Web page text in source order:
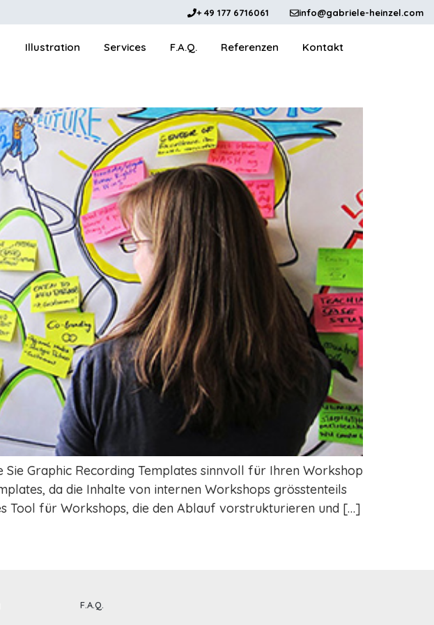
+ 49 177 6716061 info@gabriele-heinzel.com
Illustration Services F.A.Q. Referenzen Kontakt
Sie Graphic Recording Templates sinnvoll für Ihren Workshop
da die Inhalte von internen Workshops grösstenteils
Tool für Workshops, die den Ablauf vorstrukturieren und […]
F.A.Q.